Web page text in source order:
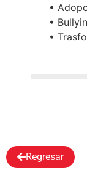
•
•
•
Regresar